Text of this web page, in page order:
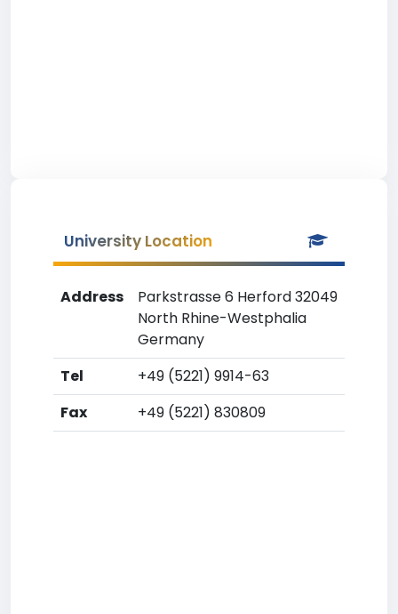
University Location
Address
Parkstrasse 6 Herford 32049
North Rhine-Westphalia
Germany
Tel
+49 (5221) 9914-63
Fax
+49 (5221) 830809